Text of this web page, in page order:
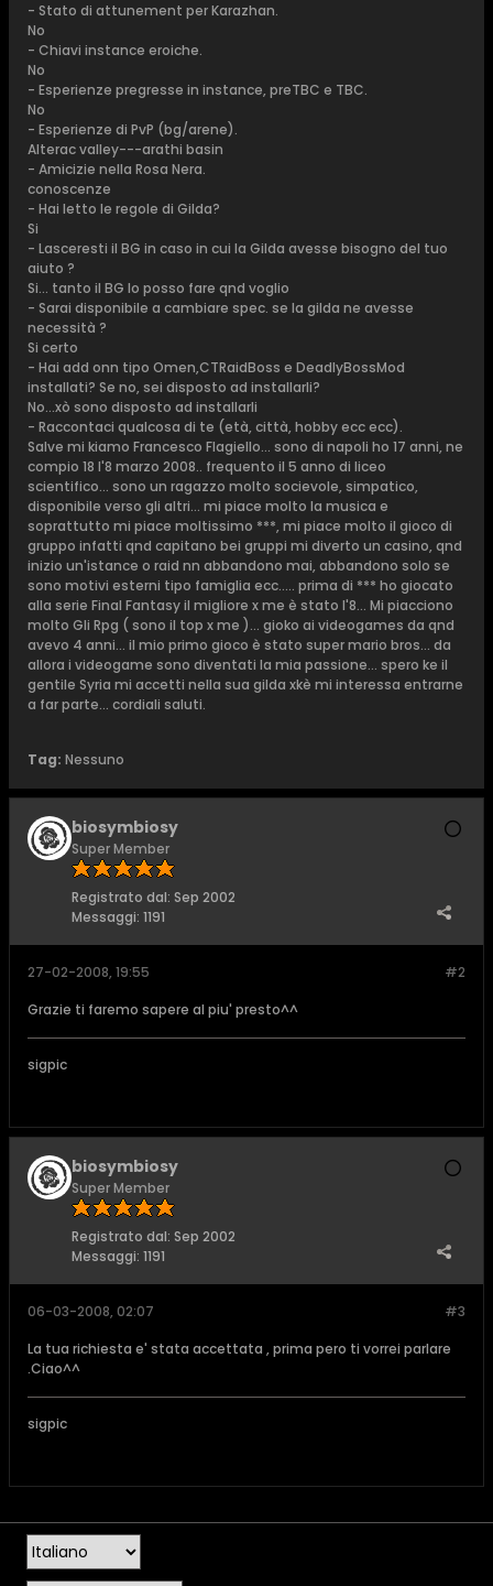
- Stato di attunement per Karazhan.
No
- Chiavi instance eroiche.
No
- Esperienze pregresse in instance, preTBC e TBC.
No
- Esperienze di PvP (bg/arene).
Alterac valley---arathi basin
- Amicizie nella Rosa Nera.
conoscenze
- Hai letto le regole di Gilda?
Si
- Lasceresti il BG in caso in cui la Gilda avesse bisogno del tuo
aiuto ?
Si... tanto il BG lo posso fare qnd voglio
- Sarai disponibile a cambiare spec. se la gilda ne avesse
necessità ?
Si certo
- Hai add onn tipo Omen,CTRaidBoss e DeadlyBossMod
installati? Se no, sei disposto ad installarli?
No...xò sono disposto ad installarli
- Raccontaci qualcosa di te (età, città, hobby ecc ecc).
Salve mi kiamo Francesco Flagiello... sono di napoli ho 17 anni, ne
compio 18 l'8 marzo 2008.. frequento il 5 anno di liceo
scientifico... sono un ragazzo molto socievole, simpatico,
disponibile verso gli altri... mi piace molto la musica e
soprattutto mi piace moltissimo ***, mi piace molto il gioco di
gruppo infatti qnd capitano bei gruppi mi diverto un casino, qnd
inizio un'istance o raid nn abbandono mai, abbandono solo se
sono motivi esterni tipo famiglia ecc..... prima di *** ho giocato
alla serie Final Fantasy il migliore x me è stato l'8... Mi piacciono
molto Gli Rpg ( sono il top x me )... gioko ai videogames da qnd
avevo 4 anni... il mio primo gioco è stato super mario bros... da
allora i videogame sono diventati la mia passione... spero ke il
gentile Syria mi accetti nella sua gilda xkè mi interessa entrarne
a far parte... cordiali saluti.
Tag: Nessuno
biosymbiosy
Super Member
Registrato dal: Sep 2002
Messaggi: 1191
#2
27-02-2008, 19:55
Grazie ti faremo sapere al piu' presto^^
sigpic
biosymbiosy
Super Member
Registrato dal: Sep 2002
Messaggi: 1191
#3
06-03-2008, 02:07
La tua richiesta e' stata accettata , prima pero ti vorrei parlare
.Ciao^^
sigpic